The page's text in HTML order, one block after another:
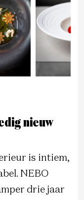
nieuw
is intiem,
NEBO
drie jaar